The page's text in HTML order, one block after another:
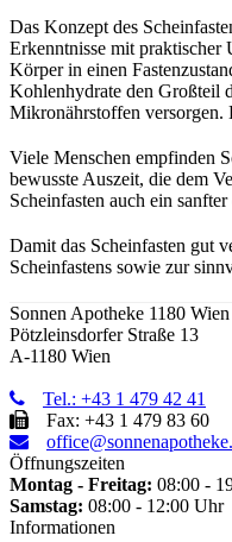
Das Konzept des
Erkenntnisse mit praktischer
Körper in einen
Kohlenhydrate den Großteil
Mikronährstoffen versorgen.
Viele Menschen empfinden
bewusste Auszeit, die dem
Scheinfasten auch ein
Damit das Scheinfasten gut
Scheinfastens sowie zur
Sonnen Apotheke 1180 Wien
Pötzleinsdorfer Straße 13
A-1180 Wien
Tel.: +43 1 479 42 41
Fax: +43 1 479 83 60
Öffnungszeiten
Montag - Freitag: 08:00 -
Samstag: 08:00 - 12:00 Uhr
Informationen